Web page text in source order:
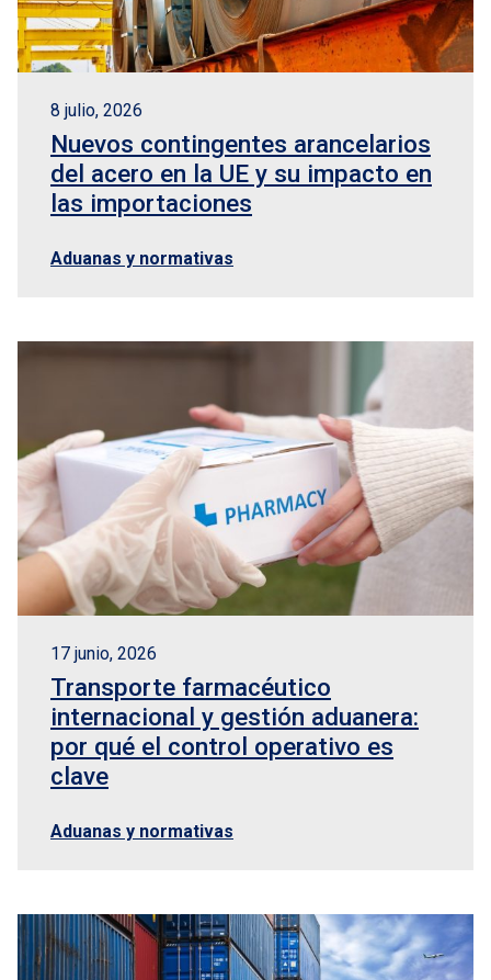
8 julio, 2026
Nuevos contingentes arancelarios
del acero en la UE y su impacto en
las importaciones
Aduanas y normativas
17 junio, 2026
Transporte farmacéutico
internacional y gestión aduanera:
por qué el control operativo es
clave
Aduanas y normativas